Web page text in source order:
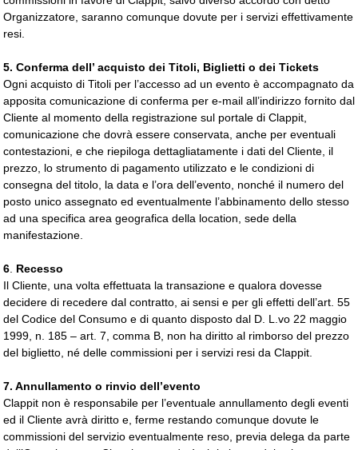
Organizzatore, saranno comunque dovute per i servizi effettivamente
resi.
5. Conferma dell’ acquisto dei Titoli, Biglietti o dei Tickets
Ogni acquisto di Titoli per l’accesso ad un evento è accompagnato da
apposita comunicazione di conferma per e-mail all’indirizzo fornito dal
Cliente al momento della registrazione sul portale di Clappit,
comunicazione che dovrà essere conservata, anche per eventuali
contestazioni, e che riepiloga dettagliatamente i dati del Cliente, il
prezzo, lo strumento di pagamento utilizzato e le condizioni di
consegna del titolo, la data e l’ora dell’evento, nonché il numero del
posto unico assegnato ed eventualmente l’abbinamento dello stesso
ad una specifica area geografica della location, sede della
manifestazione.
6 Recesso
Il Cliente, una volta effettuata la transazione e qualora dovesse
decidere di recedere dal contratto, ai sensi e per gli effetti dell’art. 55
del Codice del Consumo e di quanto disposto dal D. L.vo 22 maggio
1999, n. 185 – art. 7, comma B, non ha diritto al rimborso del prezzo
del biglietto, né delle commissioni per i servizi resi da Clappit.
7. Annullamento o rinvio dell’evento
Clappit non è responsabile per l’eventuale annullamento degli eventi
ed il Cliente avrà diritto e, ferme restando comunque dovute le
commissioni del servizio eventualmente reso, previa delega da parte